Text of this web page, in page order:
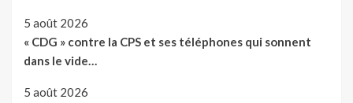
5 août 2026
« CDG » contre la CPS et ses téléphones qui sonnent
dans le vide…
5 août 2026